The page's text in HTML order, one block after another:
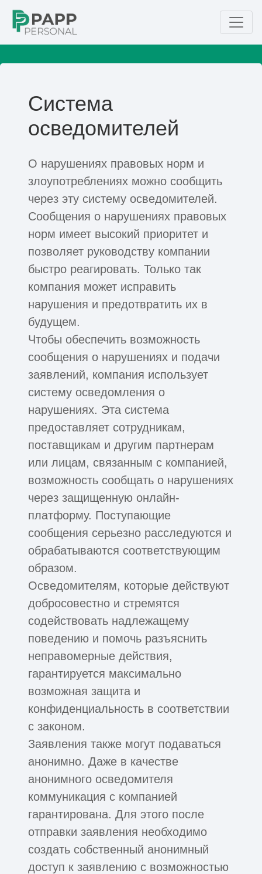
Система
осведомителей
О нарушениях правовых норм и
злоупотреблениях можно сообщить
через эту систему осведомителей.
Сообщения о нарушениях правовых
норм имеет высокий приоритет и
позволяет руководству компании
быстро реагировать. Только так
компания может исправить
нарушения и предотвратить их в
будущем.
Чтобы обеспечить возможность
сообщения о нарушениях и подачи
заявлений, компания использует
систему осведомления о
нарушениях. Эта система
предоставляет сотрудникам,
поставщикам и другим партнерам
или лицам, связанным с компанией,
возможность сообщать о нарушениях
через защищенную онлайн-
платформу. Поступающие
сообщения серьезно расследуются и
обрабатываются соответствующим
образом.
Осведомителям, которые действуют
добросовестно и стремятся
содействовать надлежащему
поведению и помочь разъяснить
неправомерные действия,
гарантируется максимально
возможная защита и
конфиденциальность в соответствии
с законом.
Заявления также могут подаваться
анонимно. Даже в качестве
анонимного осведомителя
коммуникация с компанией
гарантирована. Для этого после
отправки заявления необходимо
создать собственный анонимный
доступ к заявлению с возможностью